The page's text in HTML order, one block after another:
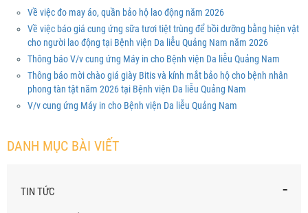
Về việc đo may áo, quần bảo hộ lao động năm 2026
Về việc báo giá cung ứng sữa tươi tiệt trùng để bồi dưỡng bằng hiện vật
cho người lao động tại Bệnh viện Da liễu Quảng Nam năm 2026
Thông báo V/v cung ứng Máy in cho Bệnh viện Da liễu Quảng Nam
Thông báo mời chào giá giày Bitis và kính mắt bảo hộ cho bệnh nhân
phong tàn tật năm 2026 tại Bệnh viện Da liễu Quảng Nam
V/v cung ứng Máy in cho Bệnh viện Da liễu Quảng Nam
DANH MỤC BÀI VIẾT
TIN TỨC -